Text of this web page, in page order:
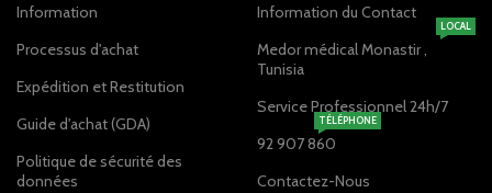
Information
Processus d'achat
Expédition et Restitution
Guide d'achat (GDA)
Politique de sécurité des
données
Information du Contact
Medor médical Monastir ,
Tunisia
LOCAL
Service Professionnel 24h/7
92 907 860
TÉLÉPHONE
Contactez-Nous